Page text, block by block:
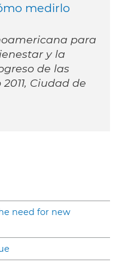
medirlo
para
y la
de las
Ciudad de
need for new